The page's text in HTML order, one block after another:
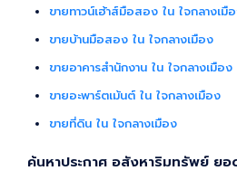
ขายทาวน์เฮ้าส์มือสอง ใน ใจกลางเมื
ขายบ้านมือสอง ใน ใจกลางเมือง
ขายอาคารสำนักงาน ใน ใจกลางเมือง
ขายอะพาร์ตเม้นต์ ใน ใจกลางเมือง
ขายที่ดิน ใน ใจกลางเมือง
ค้นหาประกาศ อสังหาริมทรัพย์ ย